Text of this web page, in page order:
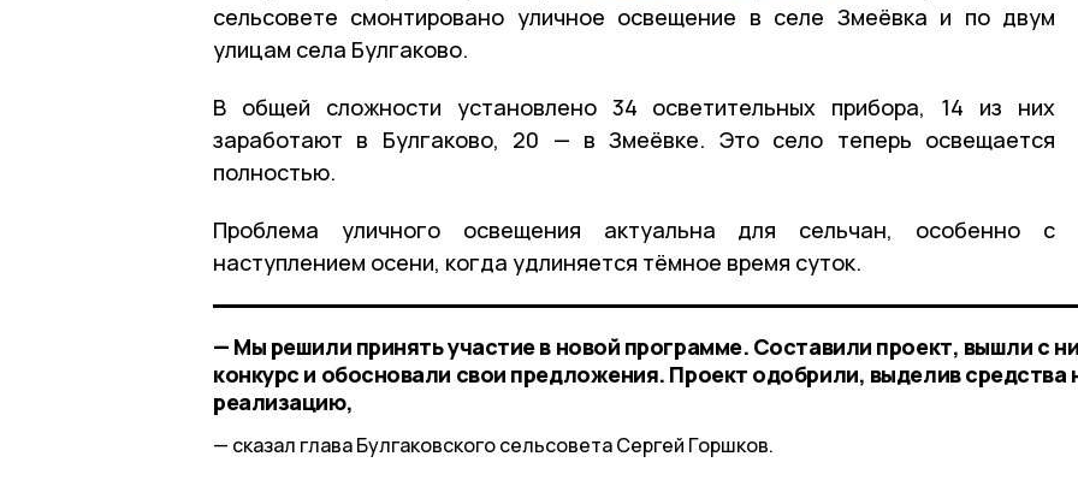
сельсовете смонтировано уличное освещение в селе Змеёвка и по двум
улицам села Булгаково.
В общей сложности установлено 34 осветительных прибора, 14 из них
заработают в Булгаково, 20 — в Змеёвке. Это село теперь освещается
полностью.
Проблема уличного освещения актуальна для сельчан, особенно с
наступлением осени, когда удлиняется тёмное время суток.
— Мы решили принять участие в новой программе. Составили проект, вышли с
конкурс и обосновали свои предложения. Проект одобрили, выделив средства
реализацию,
сказал глава Булгаковского сельсовета Сергей Горшков.